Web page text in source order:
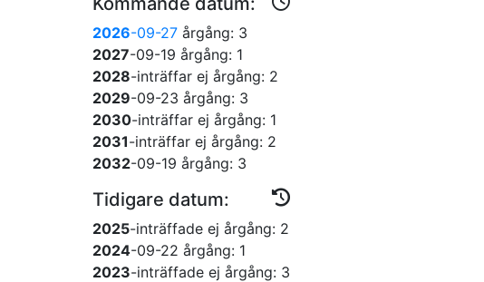
2026-09-27 årgång: 3
2027-09-19 årgång: 1
2028-inträffar ej årgång: 2
2029-09-23 årgång: 3
2030-inträffar ej årgång: 1
2031-inträffar ej årgång: 2
2032-09-19 årgång: 3
Tidigare datum:
2025-inträffade ej årgång: 2
2024-09-22 årgång: 1
2023-inträffade ej årgång: 3